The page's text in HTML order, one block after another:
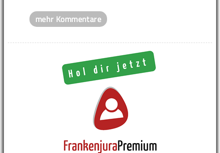
mehr Kommentare